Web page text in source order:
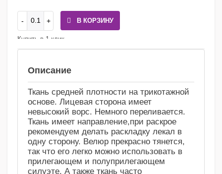
В КОРЗИНУ
Купить в 1 клик
Описание
Ткань средней плотности на трикотажной
основе. Лицевая сторона имеет
невысокий ворс. Немного переливается.
Ткань имеет направление,при раскрое
рекомендуем делать раскладку лекал в
одну сторону. Велюр прекрасно тянется,
так что его легко можно использовать в
прилегающем и полуприлегающем
силуэте. А также ткань часто